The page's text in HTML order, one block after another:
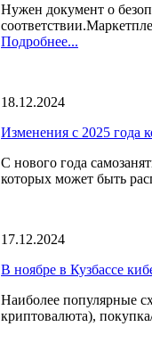
Нужен документ о
Подробнее...
18.12.2024
Изменения с 2025 года
С нового года
которых может быть
17.12.2024
В ноябре в Кузбассе
Наиболее популярные
криптовалюта),